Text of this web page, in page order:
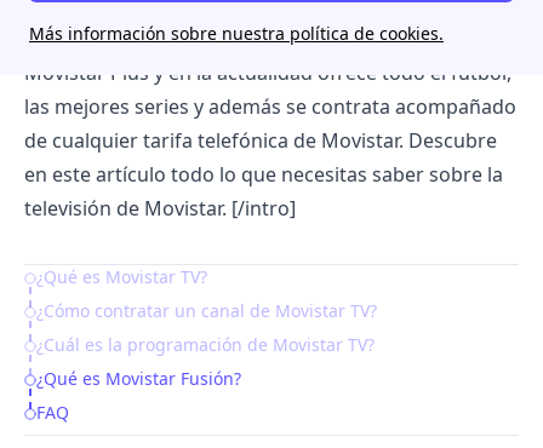
Más información sobre nuestra política de cookies.
servicio de tv de la compañía se le conoce como
Movistar Plus y en la actualidad ofrece todo el fútbol,
las mejores series y además se contrata acompañado
de cualquier tarifa telefónica de Movistar. Descubre
en este artículo todo lo que necesitas saber sobre la
televisión de Movistar. [/intro]
Table of Contents
¿Qué es Movistar TV?
¿Cómo contratar un canal de Movistar TV?
¿Cuál es la programación de Movistar TV?
¿Qué es Movistar Fusión?
FAQ